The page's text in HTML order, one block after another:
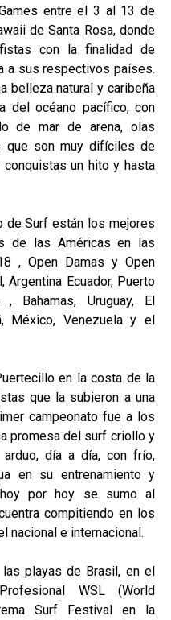
entre el 3 al 13 de
de Santa Rosa, donde
con la finalidad de
a sus respectivos países.
belleza natural y caribeña
del océano pacífico, con
de mar de arena, olas
que son muy difíciles de
un hito y hasta
de Surf están los mejores
de las Américas en las
, Open Damas y Open
Ecuador, Puerto
Bahamas, Uruguay, El
México, Venezuela y el
en la costa de la
que la subieron a una
campeonato fue a los
promesa del surf criollo y
día a día, con frío,
en su entrenamiento y
por hoy se sumo al
compitiendo en los
nacional e internacional.
playas de Brasil, en el
WSL (World
Surf Festival en la